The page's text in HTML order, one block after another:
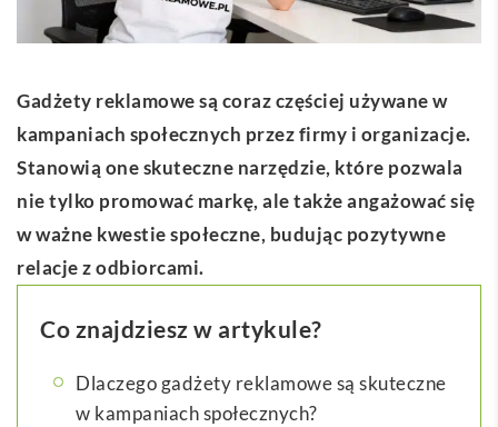
Gadżety reklamowe są coraz częściej używane w
kampaniach społecznych przez firmy i organizacje.
Stanowią one skuteczne narzędzie, które pozwala
nie tylko promować markę, ale także angażować się
w ważne kwestie społeczne, budując pozytywne
relacje z odbiorcami.
Co znajdziesz w artykule?
Dlaczego gadżety reklamowe są skuteczne
w kampaniach społecznych?